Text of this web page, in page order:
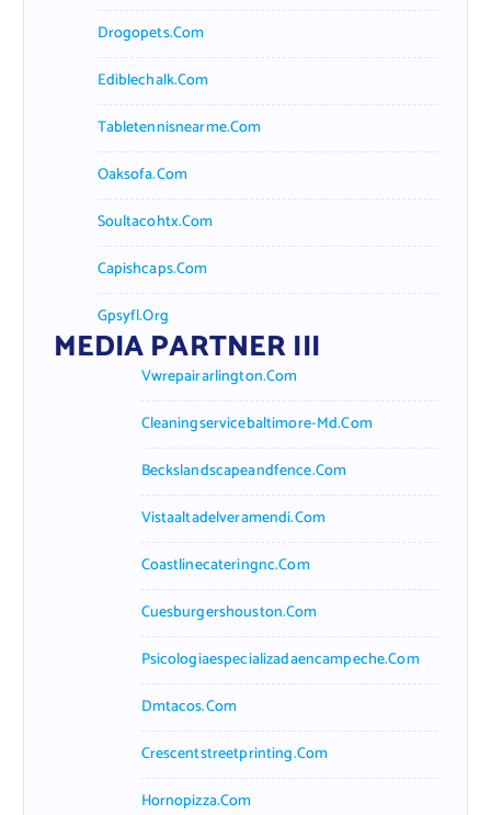
Drogopets.com
Ediblechalk.com
Tabletennisnearme.com
Oaksofa.com
Soultacohtx.com
Capishcaps.com
Gpsyfl.org
MEDIA PARTNER III
Vwrepairarlington.com
Cleaningservicebaltimore-Md.com
Beckslandscapeandfence.com
Vistaaltadelveramendi.com
Coastlinecateringnc.com
Cuesburgershouston.com
Psicologiaespecializadaencampeche.com
Dmtacos.com
Crescentstreetprinting.com
Hornopizza.com